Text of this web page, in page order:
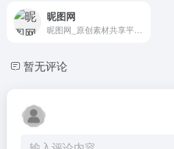
昵图网
暂无评论